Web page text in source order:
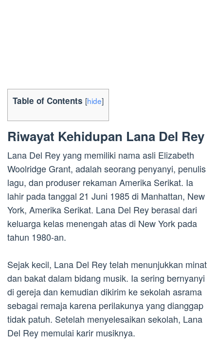
Table of Contents [hide]
Riwayat Kehidupan Lana Del Rey
Lana Del Rey yang memiliki nama asli Elizabeth
Woolridge Grant, adalah seorang penyanyi, penulis
lagu, dan produser rekaman Amerika Serikat. Ia
lahir pada tanggal 21 Juni 1985 di Manhattan, New
York, Amerika Serikat. Lana Del Rey berasal dari
keluarga kelas menengah atas di New York pada
tahun 1980-an.
Sejak kecil, Lana Del Rey telah menunjukkan minat
dan bakat dalam bidang musik. Ia sering bernyanyi
di gereja dan kemudian dikirim ke sekolah asrama
sebagai remaja karena perilakunya yang dianggap
tidak patuh. Setelah menyelesaikan sekolah, Lana
Del Rey memulai karir musiknya.